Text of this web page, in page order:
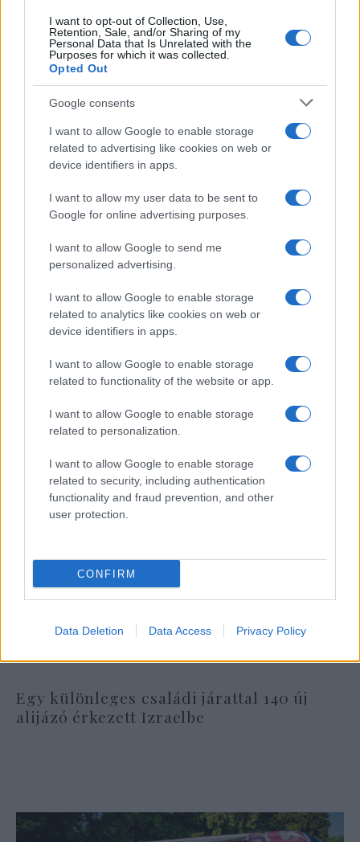
I want to opt-out of Collection, Use,
Retention, Sale, and/or Sharing of my
Personal Data that Is Unrelated with the
Purposes for which it was collected.
Opted Out
Google consents
I want to allow Google to enable storage
related to advertising like cookies on web or
device identifiers in apps.
I want to allow my user data to be sent to
Google for online advertising purposes.
I want to allow Google to send me
personalized advertising.
I want to allow Google to enable storage
related to analytics like cookies on web or
device identifiers in apps.
I want to allow Google to enable storage
related to functionality of the website or app.
I want to allow Google to enable storage
related to personalization.
I want to allow Google to enable storage
related to security, including authentication
functionality and fraud prevention, and other
user protection.
CONFIRM
Data Deletion Data Access Privacy Policy
(…) A bázis parancsnoka elnézést kért az
esetért, állította az Ynet.
A Kan megállapította, hogy a katonák
pontosan a légierő eljárása szerint jártak el,
és aggódtak amiatt, hogy ellenőrzik őket,
hogy betartják-e az arra vonatkozó
utasításokat, hogy nem engedhetnek be
látogatókat azonosítás nélkül, „még akkor
sem, ha az a vezérkari főnök”.
A teljes cikkittolvasható.
Transznemű újoncok az izraeli
Egy különleges családi járattal 140 új
alijázó érkezett Izraelbe